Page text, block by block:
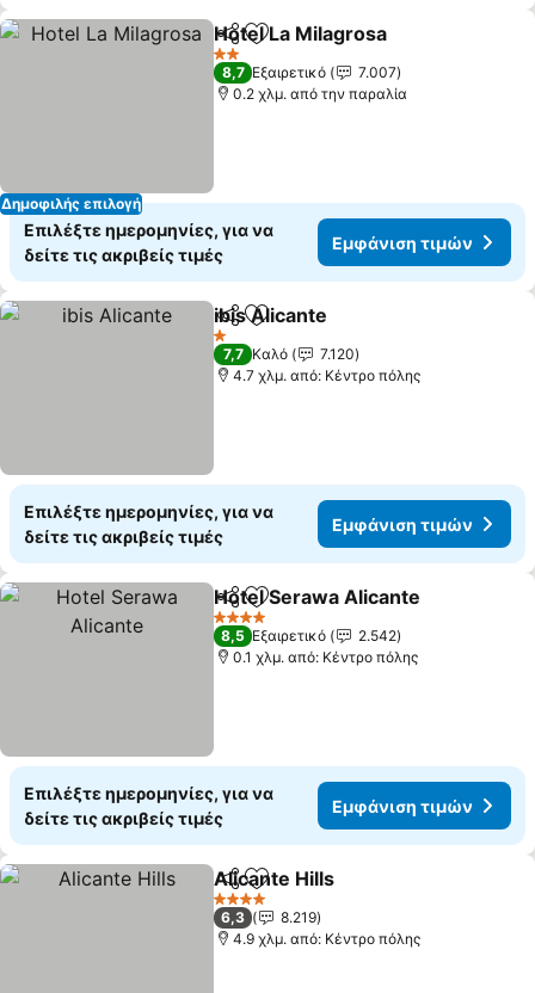
Δημοφιλής επιλογή
Κοινοποίηση
Προσθήκη στα αγαπημένα
Hotel La Milagrosa
2 Αστέρια
8,7 Εξαιρετικό
7.007
0.2 χλμ. από την παραλία
Επιλέξτε ημερομηνίες, για να
δείτε τις ακριβείς τιμές
Εμφάνιση τιμών
Κοινοποίηση
Προσθήκη στα αγαπημένα
ibis Alicante
1 Αστέρια
7,7 Καλό
7.120
4.7 χλμ. από: Κέντρο πόλης
Επιλέξτε ημερομηνίες, για να
δείτε τις ακριβείς τιμές
Εμφάνιση τιμών
Κοινοποίηση
Προσθήκη στα αγαπημένα
Hotel Serawa Alicante
4 Αστέρια
8,5 Εξαιρετικό
2.542
0.1 χλμ. από: Κέντρο πόλης
Επιλέξτε ημερομηνίες, για να
δείτε τις ακριβείς τιμές
Εμφάνιση τιμών
Κοινοποίηση
Προσθήκη στα αγαπημένα
Alicante Hills
4 Αστέρια
6,3
8.219
4.9 χλμ. από: Κέντρο πόλης